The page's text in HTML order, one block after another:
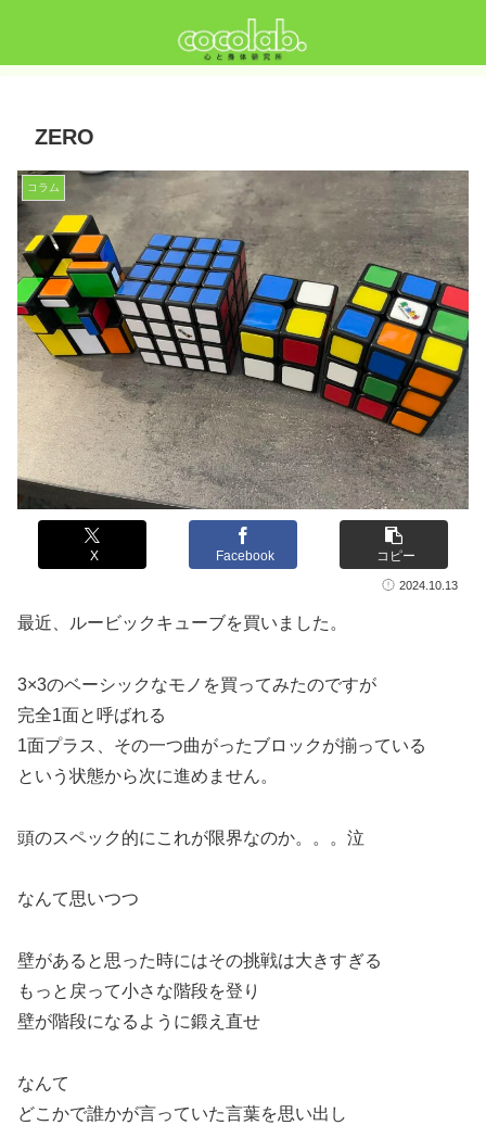
ZERO
コラム
X Facebook コピー
2024.10.13
最近、ルービックキューブを買いました。
3×3のベーシックなモノを買ってみたのですが
完全1面と呼ばれる
1面プラス、その一つ曲がったブロックが揃っている
という状態から次に進めません。
頭のスペック的にこれが限界なのか。。。泣
なんて思いつつ
壁があると思った時にはその挑戦は大きすぎる
もっと戻って小さな階段を登り
壁が階段になるように鍛え直せ
なんて
どこかで誰かが言っていた言葉を思い出し